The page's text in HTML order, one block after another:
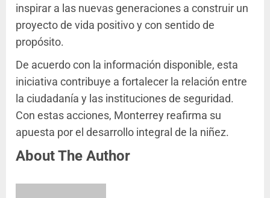
inspirar a las nuevas generaciones a construir un
proyecto de vida positivo y con sentido de
propósito.
De acuerdo con la información disponible, esta
iniciativa contribuye a fortalecer la relación entre
la ciudadanía y las instituciones de seguridad.
Con estas acciones, Monterrey reafirma su
apuesta por el desarrollo integral de la niñez.
About The Author